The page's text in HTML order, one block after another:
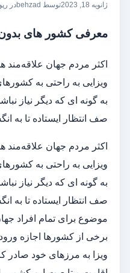
ژانویه 18, 2023 توسط behzad در
معرفی کشور های بدون
اکثر مردم جهان علاقه‌مند
ویزایی به راحتی به
به گونه ای که دیگر نیاز
صف انتظار ایستاده تا به
اکثر مردم جهان علاقه‌مند
ویزایی به راحتی به
به گونه ای که دیگر نیاز
صف انتظار ایستاده تا به
موضوع برای تمام افراد
برخی از کشورها اجازه
ویزا به مرزهای خود صادر